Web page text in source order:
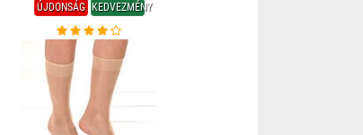
ÚJDONSÁG KEDVEZMÉNY